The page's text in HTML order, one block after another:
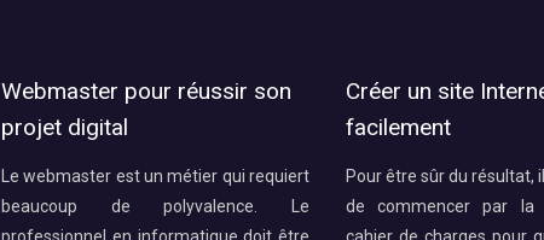
Webmaster pour réussir son
projet digital
Le webmaster est un métier qui requiert
beaucoup de polyvalence. Le
professionnel en informatique doit être
Créer un site
facilement
Pour être sûr du résultat,
de commencer par la
cahier de charges pour